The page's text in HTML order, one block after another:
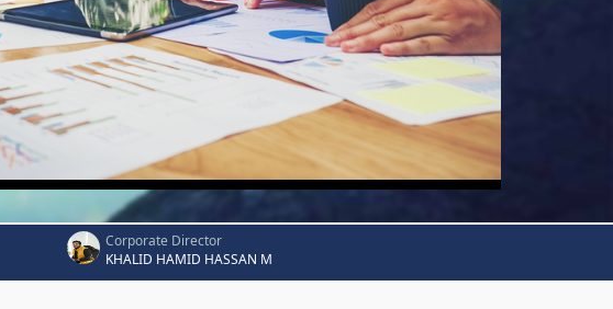
Corporate Director
KHALID HAMID HASSAN M